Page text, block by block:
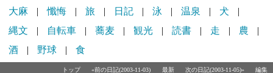
大麻
| 懺悔 | 旅 | 日記 | 泳 | 温泉 | 犬
|
縄文
| 自転車 | 蕎麦 | 観光 | 読書 | 走 | 農
|
酒
| 野球 | 食
トップ «前の日記(2003-11-03) 最新 次の日記(2003-11-05)» 編集